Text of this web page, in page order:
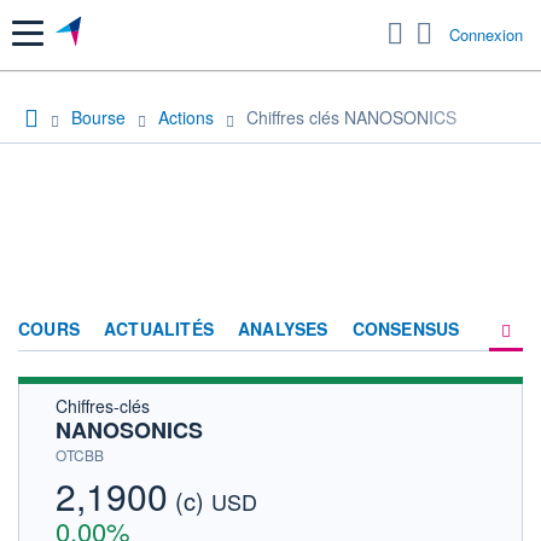
Menu Connexion
Bourse Actions Chiffres clés NANOSONICS
COURS ACTUALITÉS ANALYSES CONSENSUS
Chiffres-clés
NANOSONICS
OTCBB
2,1900 (c) USD
0,00%